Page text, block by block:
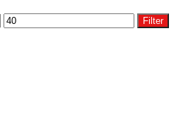
kan
Max.
prijs
Filter